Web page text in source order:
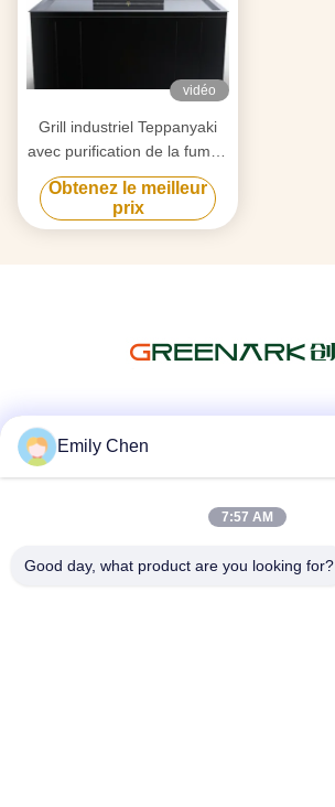
vidéo
Grill industriel Teppanyaki
avec purification de la fumée
par triple flux d'air et
technologie anti-obstruction
Obtenez le meilleur
prix
Emily Chen
7:57 AM
Good day, what product are you looking for?